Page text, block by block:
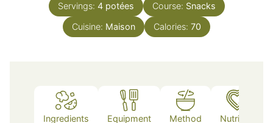
Servings: 4 potées Course: Snacks
Cuisine: Maison Calories: 70
Ingredients Equipment Method Nutrition